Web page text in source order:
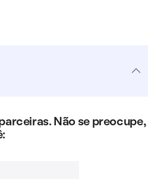
Não se preocupe,